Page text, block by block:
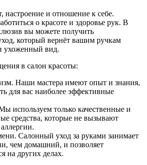
настроение и отношение к себе.
о красоте и здоровье рук. В
вы можете получить
который вернёт вашим ручкам
ухоженный вид.
в салон красоты:
Наши мастера имеют опыт и знания,
для вас наиболее эффективные
используем только качественные и
средства, которые не вызывают
аллергии.
Салонный уход за руками занимает
чем домашний, и позволяет
на других делах.